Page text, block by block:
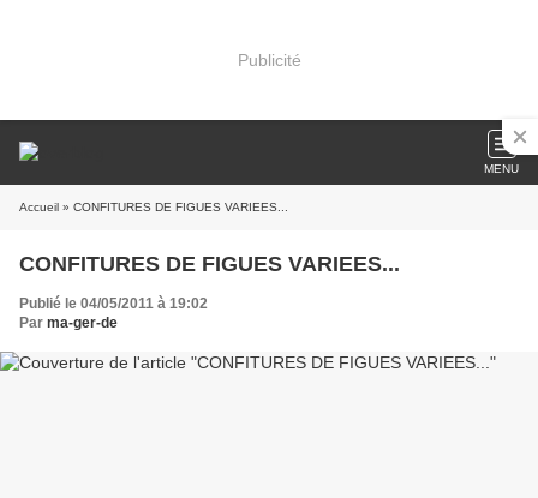
Publicité
MENU
Accueil » CONFITURES DE FIGUES VARIEES...
CONFITURES DE FIGUES VARIEES...
Publié le 04/05/2011 à 19:02
Par ma-ger-de